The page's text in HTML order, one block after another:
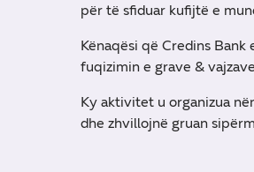
për të sfiduar kufijtë e
Kënaqësi që Credins
fuqizimin e grave &
Ky aktivitet u organizua
dhe zhvillojnë gruan